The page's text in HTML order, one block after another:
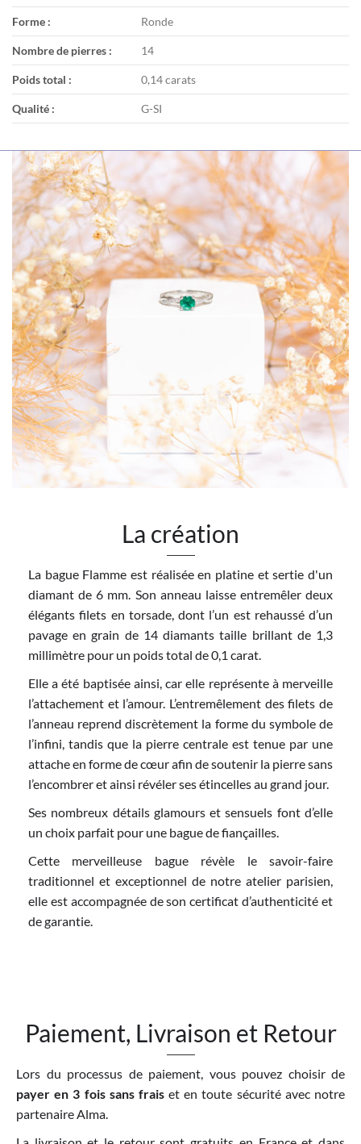
Forme : Ronde
Nombre de pierres : 14
Poids total : 0,14 carats
Qualité : G-SI
La création
La bague Flamme est réalisée en platine et sertie d'un
diamant de 6 mm. Son anneau laisse entremêler deux
élégants filets en torsade, dont l’un est rehaussé d’un
pavage en grain de 14 diamants taille brillant de 1,3
millimètre pour un poids total de 0,1 carat.
Elle a été baptisée ainsi, car elle représente à merveille
l’attachement et l’amour. L’entremêlement des filets de
l’anneau reprend discrètement la forme du symbole de
l’infini, tandis que la pierre centrale est tenue par une
attache en forme de cœur afin de soutenir la pierre sans
l’encombrer et ainsi révéler ses étincelles au grand jour.
Ses nombreux détails glamours et sensuels font d’elle
un choix parfait pour une bague de fiançailles.
Cette merveilleuse bague révèle le savoir-faire
traditionnel et exceptionnel de notre atelier parisien,
elle est accompagnée de son certificat d’authenticité et
de garantie.
Paiement, Livraison et Retour
Lors du processus de paiement, vous pouvez choisir de
payer en 3 fois sans fraiset en toute sécurité avec notre
partenaire Alma.